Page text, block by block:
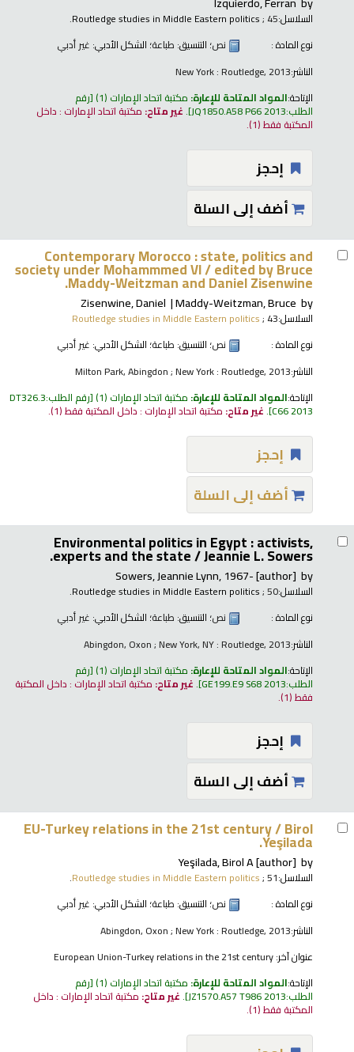
السلاسل: Routledge studies in Middle Eastern politics; 45.
نوع المادة :
نص؛ التنسيق: طباعة؛ الشكل الأدبي: غير أدبي
الناشر:New York : Routledge, 2013
الإتاحة:المواد المتاحة للإعارة: مكتبة اتحاد الإمارات (1) رقم
الطلب:JQ1850.A58 P66 2013
.غير متاح: مكتبة اتحاد الإمارات : داخل
المكتبة فقط(1).
إحجز
أضف إلى السلة
Contemporary Morocco : state, politics and
society under Mohammmed VI /edited by Bruce
Maddy-Weitzman and Daniel Zisenwine.
by
Maddy-Weitzman, Bruce
Zisenwine, Daniel
السلاسل: Routledge studies in Middle Eastern politics; 43
نوع المادة :
نص؛ التنسيق: طباعة؛ الشكل الأدبي: غير أدبي
الناشر:Milton Park, Abingdon ; New York : Routledge, 2013
الإتاحة:المواد المتاحة للإعارة: مكتبة اتحاد الإمارات (1) رقم الطلب:DT326.3
C66 2013
.غير متاح: مكتبة اتحاد الإمارات : داخل المكتبة فقط(1).
إحجز
أضف إلى السلة
Environmental politics in Egypt : activists,
experts and the state /Jeannie L. Sowers.
by
Sowers, Jeannie Lynn, 1967-[author]
السلاسل: Routledge studies in Middle Eastern politics; 50.
نوع المادة :
نص؛ التنسيق: طباعة؛ الشكل الأدبي: غير أدبي
الناشر:Abingdon, Oxon ; New York, NY : Routledge, 2013
الإتاحة:المواد المتاحة للإعارة: مكتبة اتحاد الإمارات (1) رقم
الطلب:GE199.E9 S68 2013
.غير متاح: مكتبة اتحاد الإمارات : داخل المكتبة
فقط(1).
إحجز
أضف إلى السلة
EU-Turkey relations in the 21st century /Birol
Yeşilada.
by
Yeşilada, Birol A[author]
السلاسل: Routledge studies in Middle Eastern politics; 51.
نوع المادة :
نص؛ التنسيق: طباعة؛ الشكل الأدبي: غير أدبي
الناشر:Abingdon, Oxon ; New York : Routledge, 2013
عنوان آخر:European Union-Turkey relations in the 21st century
الإتاحة:المواد المتاحة للإعارة: مكتبة اتحاد الإمارات (1) رقم
الطلب:JZ1570.A57 T986 2013
.غير متاح: مكتبة اتحاد الإمارات : داخل
المكتبة فقط(1).